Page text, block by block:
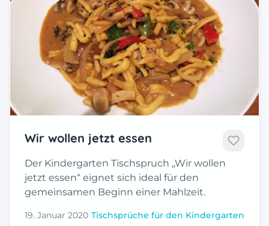
Wir wollen jetzt essen
Der Kindergarten Tischspruch „Wir wollen
jetzt essen“ eignet sich ideal für den
gemeinsamen Beginn einer Mahlzeit.
19. Januar 2020 Tischsprüche für den Kindergarten